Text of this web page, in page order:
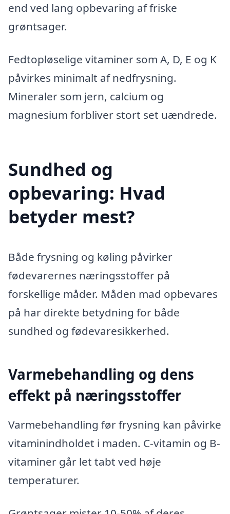
end ved lang opbevaring af friske
grøntsager.
Fedtopløselige vitaminer som A, D, E og K
påvirkes minimalt af nedfrysning.
Mineraler som jern, calcium og
magnesium forbliver stort set uændrede.
Sundhed og
opbevaring: Hvad
betyder mest?
Både frysning og køling påvirker
fødevarernes næringsstoffer på
forskellige måder. Måden mad opbevares
på har direkte betydning for både
sundhed og fødevaresikkerhed.
Varmebehandling og dens
effekt på næringsstoffer
Varmebehandling før frysning kan påvirke
vitaminindholdet i maden. C-vitamin og B-
vitaminer går let tabt ved høje
temperaturer.